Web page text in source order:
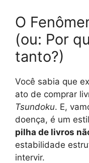
O
(ou: Por
tanto?)
Você sabia que
ato de comprar
Tsundoku. E,
doença, é um
pilha de livros
estabilidade
intervir.